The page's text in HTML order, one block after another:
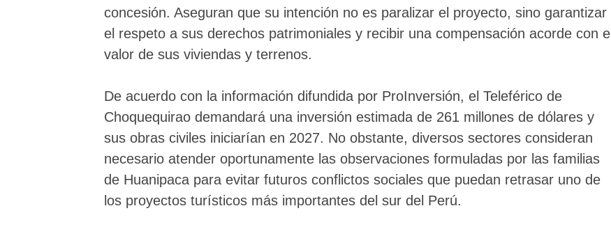
concesión. Aseguran que su intención no es paralizar el proyecto, sino garantizar
el respeto a sus derechos patrimoniales y recibir una compensación acorde con el
valor de sus viviendas y terrenos.
De acuerdo con la información difundida por ProInversión, el Teleférico de
Choquequirao demandará una inversión estimada de 261 millones de dólares y
sus obras civiles iniciarían en 2027. No obstante, diversos sectores consideran
necesario atender oportunamente las observaciones formuladas por las familias
de Huanipaca para evitar futuros conflictos sociales que puedan retrasar uno de
los proyectos turísticos más importantes del sur del Perú.